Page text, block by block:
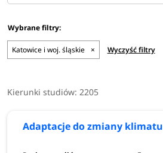
Katowice i woj. śląskie × Wyczyść filtry
Kierunki studiów: 2205
Adaptacje do zmiany klimatu